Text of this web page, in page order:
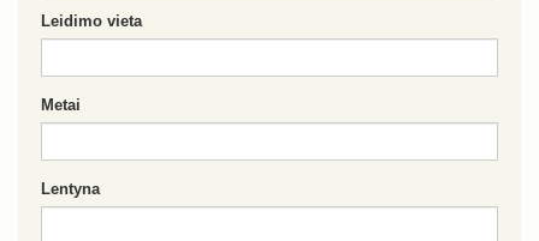
Leidimo vieta
Metai
Lentyna